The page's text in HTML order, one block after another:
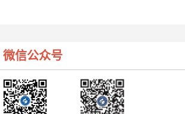
微信公众号